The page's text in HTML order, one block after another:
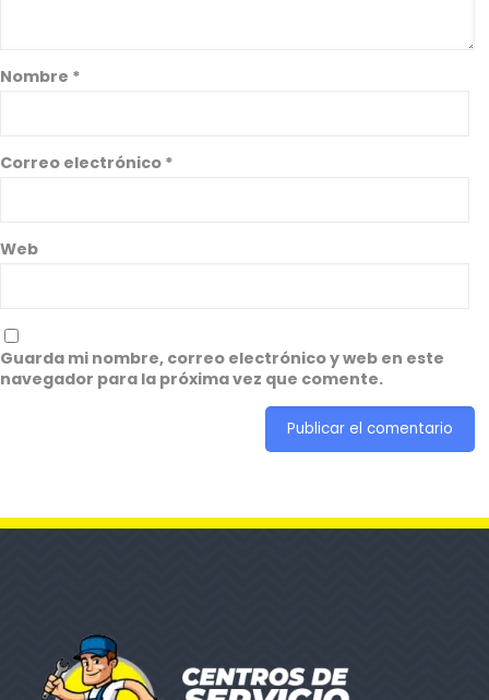
Nombre *
Correo electrónico *
Web
Guarda mi nombre, correo electrónico y web en este
navegador para la próxima vez que comente.